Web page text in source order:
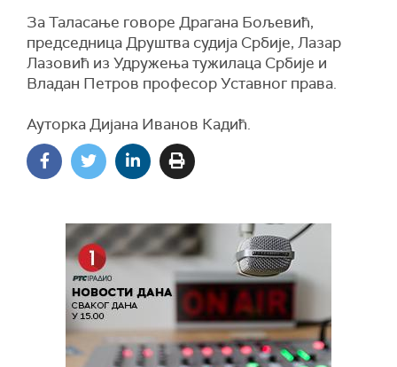
За Таласање говоре Драгана Бољевић,
председница Друштва судија Србије, Лазар
Лазовић из Удружења тужилаца Србије и
Владан Петров професор Уставног права.
Ауторка Дијана Иванов Кадић.